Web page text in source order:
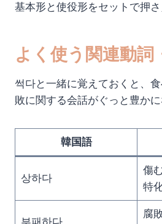
基本形と使役形をセットで押さ
よく使う関連動詞
썩다と一緒に覚えておくと、
敗に関する会話がぐっと豊かに
韓国語
상하다
傷
特化
腐